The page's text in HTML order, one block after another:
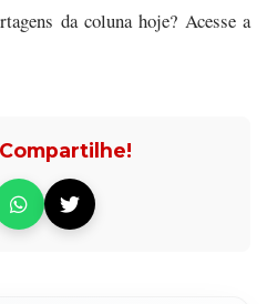
da coluna hoje? Acesse a